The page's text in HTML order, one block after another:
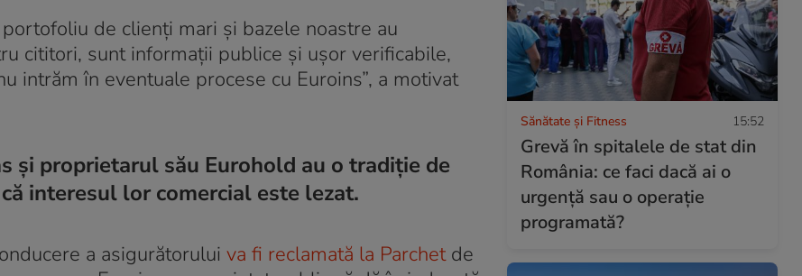
de clienți mari și bazele noastre au
cititori, sunt informații publice și ușor verificabile,
intrăm în eventuale procese cu Euroins”, a motivat
și proprietarul său Eurohold au o tradiție de
interesul lor comercial este lezat.
a asigurătorului va fi reclamată la Parchetde
Sănătate și Fitness 15:52
Grevă în spitalele de stat din
România: ce faci dacă ai o
urgență sau o operație
programată?